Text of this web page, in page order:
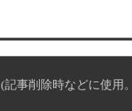
(記事削除時などに使用